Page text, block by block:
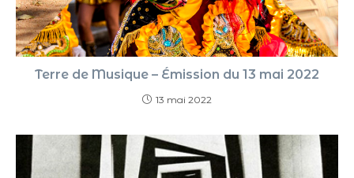
Terre de Musique – Émission du 13 mai 2022
13 mai 2022